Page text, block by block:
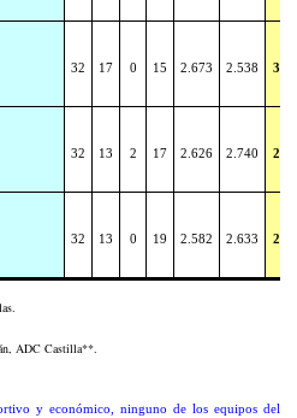
32 17 0 15 2.673 2.538 34
32 13 2 17 2.626 2.740 28
32 13 0 19 2.582 2.633 26
ADC Castilla**
y económico, ninguno de los equipos del